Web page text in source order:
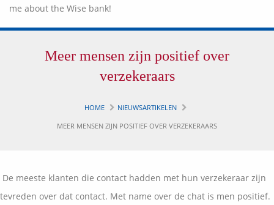
me about the Wise bank!
Over Pietie Jeelof
Garanties
Klanten over
Hypotheek Advies
Life style planning
Meer mensen zijn positief over
verzekeraars
HOME
NIEUWSARTIKELEN
MEER MENSEN ZIJN POSITIEF OVER VERZEKERAARS
De meeste klanten die contact hadden met hun verzekeraar zijn
tevreden over dat contact. Met name over de chat is men positief.